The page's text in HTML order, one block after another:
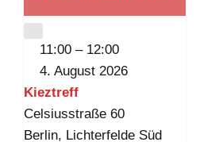
CLOSE
11:00 – 12:00
4. August 2026
Kieztreff
Celsiusstraße 60
Berlin, Lichterfelde Süd